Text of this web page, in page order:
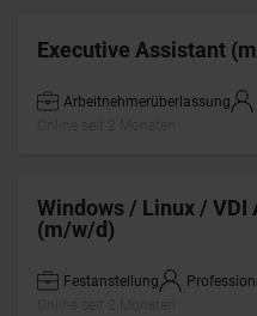
Executive Assistant
Arbeitnehmerüberlassung
Windows / Linux /
(m/w/d)
Festanstellung